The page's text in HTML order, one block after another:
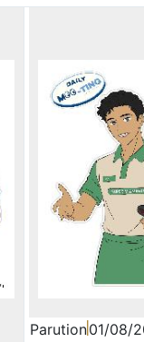
Parution01/08/